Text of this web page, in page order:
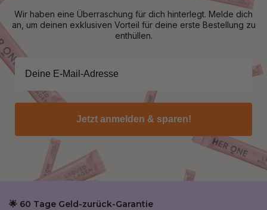
Wir haben eine Überraschung für dich hinterlegt. Melde dich
an, um deinen exklusiven Vorteil für deine erste Bestellung zu
enthüllen.
Jetzt anmelden & sparen!
🌟 60 Tage Geld-zurück-Garantie